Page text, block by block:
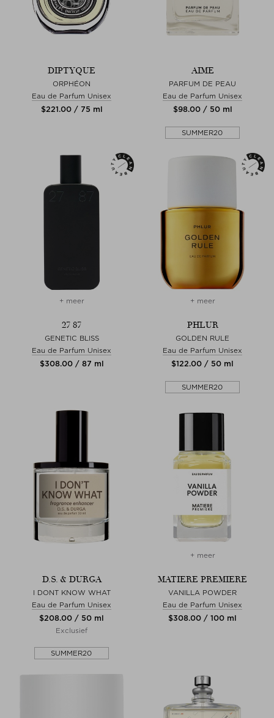
DIPTYQUE
ORPHÉON
Eau de Parfum Unisex
$‌221.00 / 75 ml
AIME
PARFUM DE PEAU
Eau de Parfum Unisex
$‌98.00 / 50 ml
SUMMER20
+ meer
27 87
GENETIC BLISS
Eau de Parfum Unisex
$‌308.00 / 87 ml
+ meer
PHLUR
GOLDEN RULE
Eau de Parfum Unisex
$‌122.00 / 50 ml
SUMMER20
D.S. & DURGA
I DONT KNOW WHAT
Eau de Parfum Unisex
$‌208.00 / 50 ml
Exclusief
SUMMER20
+ meer
MATIERE PREMIERE
VANILLA POWDER
Eau de Parfum Unisex
$‌308.00 / 100 ml